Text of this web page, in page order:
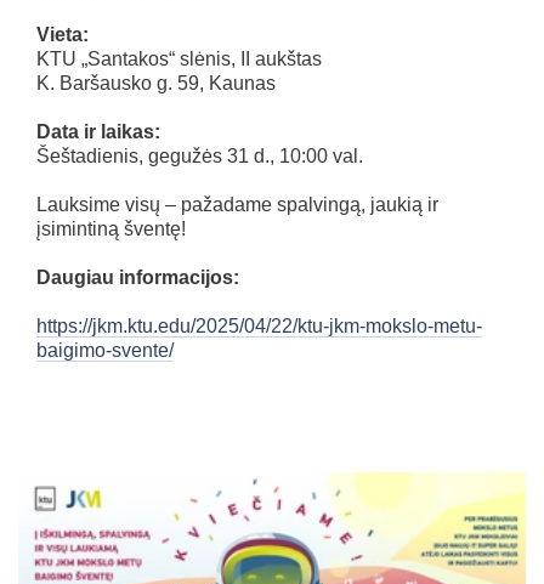
Vieta:
KTU „Santakos“ slėnis, II aukštas
K. Baršausko g. 59, Kaunas
Data ir laikas:
Šeštadienis, gegužės 31 d., 10:00 val.
Lauksime visų – pažadame spalvingą, jaukią ir
įsimintiną šventę!
Daugiau informacijos:
https://jkm.ktu.edu/2025/04/22/ktu-jkm-mokslo-metu-
baigimo-svente/